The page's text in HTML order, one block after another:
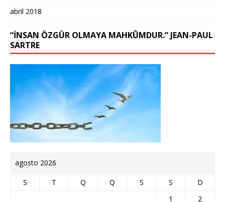
abril 2018
“İNSAN ÖZGÜR OLMAYA MAHKÛMDUR.” JEAN-PAUL
SARTRE
agosto 2026
S T Q Q S S
D
1
2